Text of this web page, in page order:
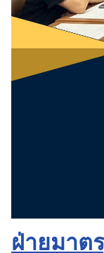
ฝ่ายมาต